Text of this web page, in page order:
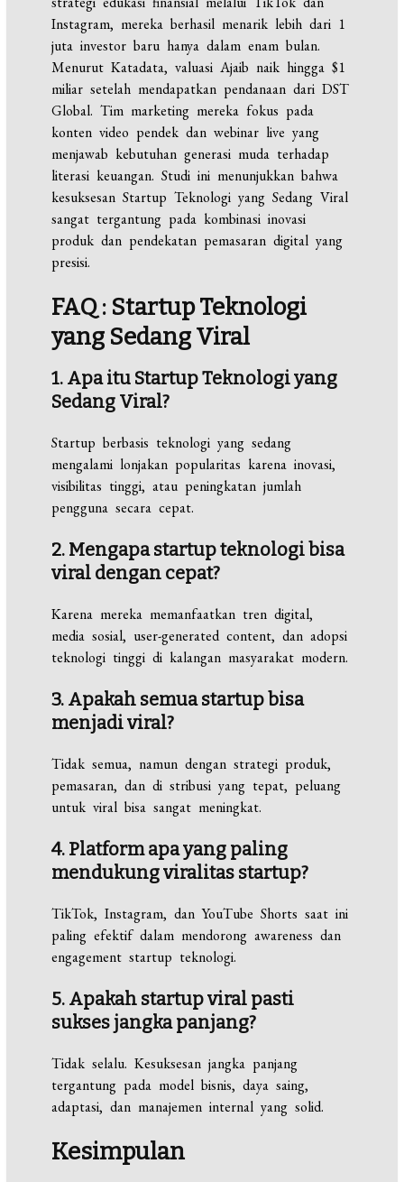
Instagram, mereka berhasil menarik lebih dari 1
juta investor baru hanya dalam enam bulan.
Menurut Katadata, valuasi Ajaib naik hingga $1
miliar setelah mendapatkan pendanaan dari DST
Global. Tim marketing mereka fokus pada
konten video pendek dan webinar live yang
menjawab kebutuhan generasi muda terhadap
literasi keuangan. Studi ini menunjukkan bahwa
kesuksesan Startup Teknologi yang Sedang Viral
sangat tergantung pada kombinasi inovasi
produk dan pendekatan pemasaran digital yang
presisi.
FAQ : Startup Teknologi
yang Sedang Viral
1. Apa itu Startup Teknologi yang
Sedang Viral?
Startup berbasis teknologi yang sedang
mengalami lonjakan popularitas karena inovasi,
visibilitas tinggi, atau peningkatan jumlah
pengguna secara cepat.
2. Mengapa startup teknologi bisa
viral dengan cepat?
Karena mereka memanfaatkan tren digital,
media sosial, user-generated content, dan adopsi
teknologi tinggi di kalangan masyarakat modern.
3. Apakah semua startup bisa
menjadi viral?
Tidak semua, namun dengan strategi produk,
pemasaran, dan di stribusi yang tepat, peluang
untuk viral bisa sangat meningkat.
4. Platform apa yang paling
mendukung viralitas startup?
TikTok, Instagram, dan YouTube Shorts saat ini
paling efektif dalam mendorong awareness dan
engagement startup teknologi.
5. Apakah startup viral pasti
sukses jangka panjang?
Tidak selalu. Kesuksesan jangka panjang
tergantung pada model bisnis, daya saing,
adaptasi, dan manajemen internal yang solid.
Kesimpulan